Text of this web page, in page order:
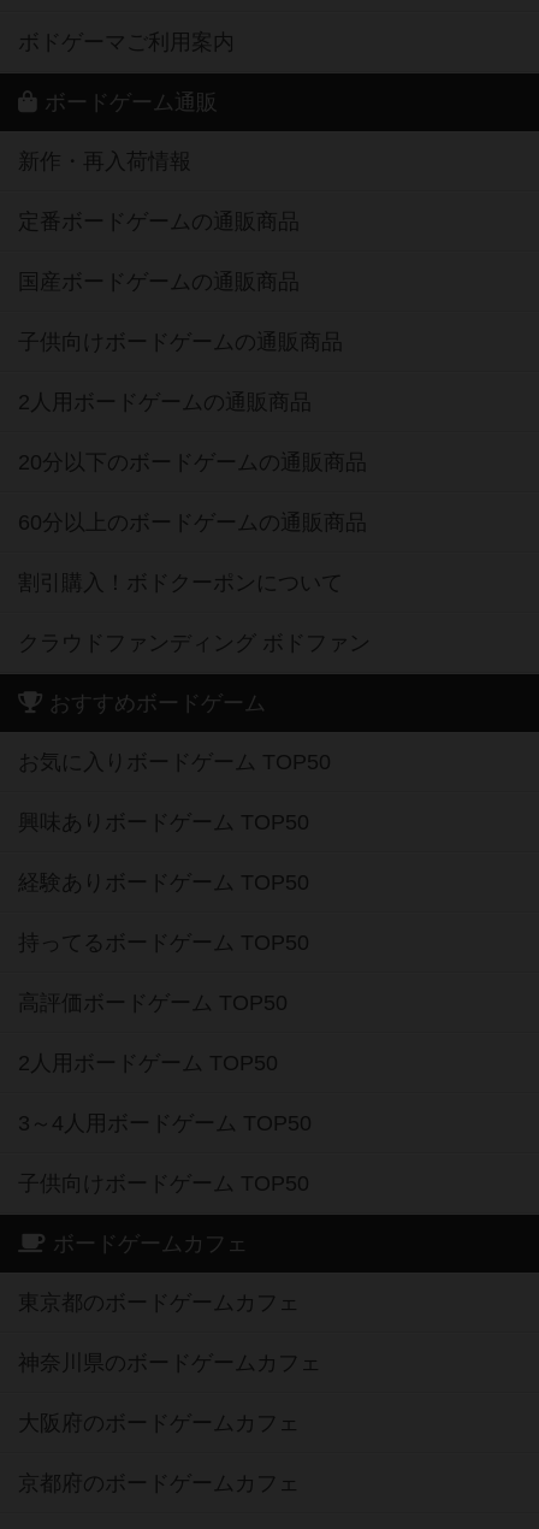
ボドゲーマご利用案内
ボードゲーム通販
新作・再入荷情報
定番ボードゲームの通販商品
国産ボードゲームの通販商品
子供向けボードゲームの通販商品
2人用ボードゲームの通販商品
20分以下のボードゲームの通販商品
60分以上のボードゲームの通販商品
割引購入！ボドクーポンについて
クラウドファンディング ボドファン
おすすめボードゲーム
お気に入りボードゲーム TOP50
興味ありボードゲーム TOP50
経験ありボードゲーム TOP50
持ってるボードゲーム TOP50
高評価ボードゲーム TOP50
2人用ボードゲーム TOP50
3～4人用ボードゲーム TOP50
子供向けボードゲーム TOP50
ボードゲームカフェ
東京都のボードゲームカフェ
神奈川県のボードゲームカフェ
大阪府のボードゲームカフェ
京都府のボードゲームカフェ